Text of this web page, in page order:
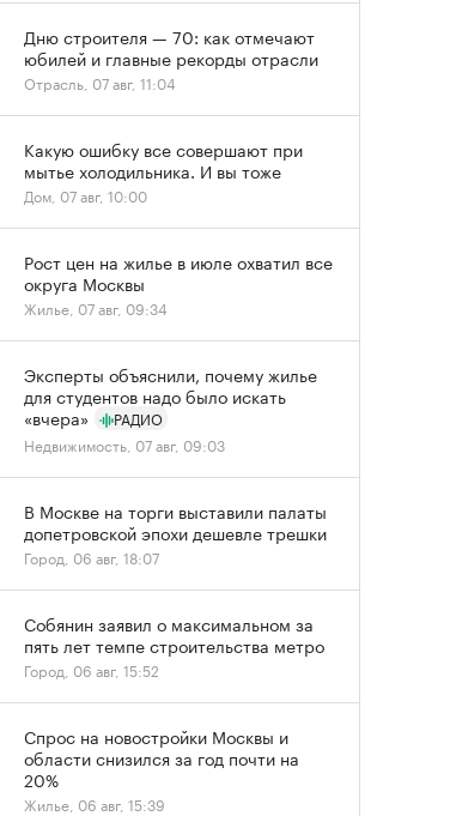
Дню строителя — 70: как отмечают
юбилей и главные рекорды отрасли
Отрасль, 07 авг, 11:04
Какую ошибку все совершают при
мытье холодильника. И вы тоже
Дом, 07 авг, 10:00
Рост цен на жилье в июле охватил все
округа Москвы
Жилье, 07 авг, 09:34
Эксперты объяснили, почему жилье
для студентов надо было искать
«вчера»
РАДИО
Недвижимость, 07 авг, 09:03
В Москве на торги выставили палаты
допетровской эпохи дешевле трешки
Город, 06 авг, 18:07
Собянин заявил о максимальном за
пять лет темпе строительства метро
Город, 06 авг, 15:52
Спрос на новостройки Москвы и
области снизился за год почти на
20%
Жилье, 06 авг, 15:39